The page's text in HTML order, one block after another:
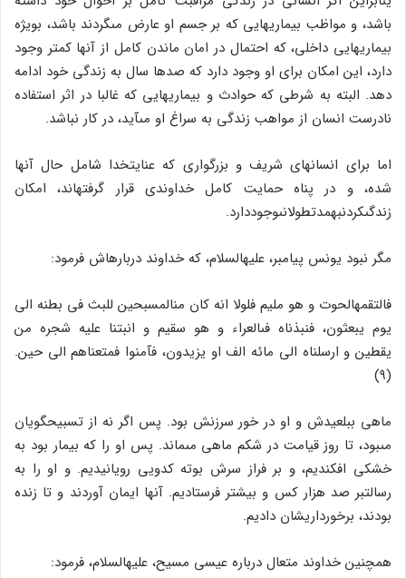
باشد، و مواظب بیماریهایى که بر جسم او عارض مى‏گردند باشد، بویژه
بیماریهایى داخلى، که احتمال در امان ماندن کامل از آنها کمتر وجود
دارد، این امکان براى او وجود دارد که صدها سال به زندگى خود ادامه
دهد. البته به شرطى که حوادث و بیماریهایى که غالبا در اثر استفاده
نادرست انسان از مواهب زندگى به سراغ او مى‏آید، در کار نباشد.
اما براى انسانهاى شریف و بزرگوارى که عنایت‏خدا شامل حال آنها
شده، و در پناه حمایت کامل خداوندى قرار گرفته‏اند، امکان
زندگى‏کردن‏به‏مدت‏طولانى‏وجوددارد.
مگر نبود یونس پیامبر، علیه‏السلام، که خداوند درباره‏اش فرمود:
فالتقمه‏الحوت و هو ملیم فلولا انه کان من‏المسبحین للبث فى بطنه الى
یوم یبعثون، فنبذناه فى‏العراء و هو سقیم و انبتنا علیه شجره من
یقطین و ارسلناه الى مائه الف او یزیدون، فآمنوا فمتعناهم الى حین.
(۹)
ماهى ببلعیدش و او در خور سرزنش بود. پس اگر نه از تسبیح‏گویان
مى‏بود، تا روز قیامت در شکم ماهى مى‏ماند. پس او را که بیمار بود به
خشکى افکندیم، و بر فراز سرش بوته کدویى رویانیدیم. و او را به
رسالت‏بر صد هزار کس و بیشتر فرستادیم. آنها ایمان آوردند و تا زنده
بودند، برخورداریشان دادیم.
همچنین خداوند متعال درباره عیسى مسیح، علیه‏السلام، فرمود: